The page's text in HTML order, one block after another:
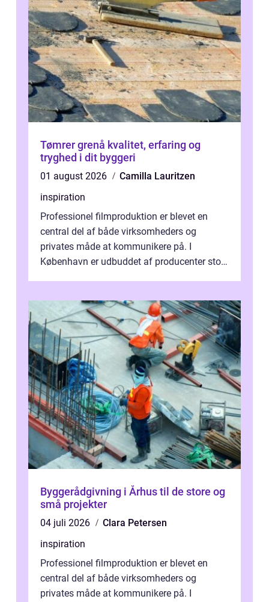
Tømrer grenå kvalitet, erfaring og
tryghed i dit byggeri
01 august 2026
Camilla Lauritzen
inspiration
Professionel filmproduktion er blevet en
central del af både virksomheders og
privates måde at kommunikere på. I
København er udbuddet af producenter stort,
Byggerådgivning i Århus til de store og
små projekter
04 juli 2026
Clara Petersen
inspiration
Professionel filmproduktion er blevet en
central del af både virksomheders og
privates måde at kommunikere på. I